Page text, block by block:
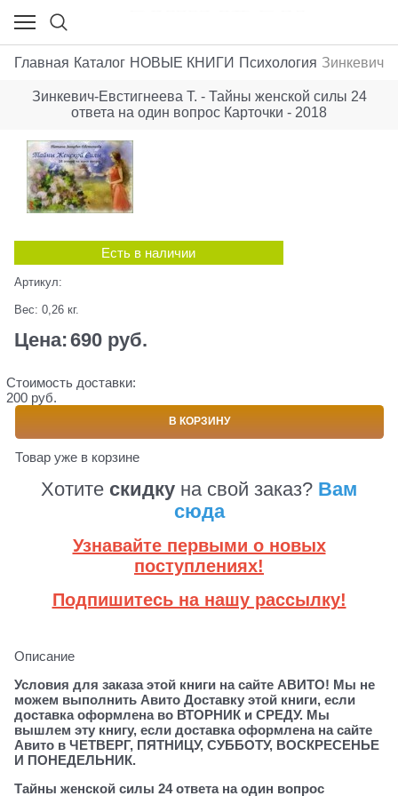
Главная Каталог НОВЫЕ КНИГИ Психология Зинкевич-
Зинкевич-Евстигнеева Т. - Тайны женской силы 24
ответа на один вопрос Карточки - 2018
Есть в наличии
Артикул:
Вес: 0,26 кг.
Цена:690 руб.
Стоимость доставки:
200 руб.
В КОРЗИНУ
Товар уже в корзине
Хотите скидку на свой заказ? Вам
сюда
Узнавайте первыми о новых
поступлениях!
Подпишитесь на нашу рассылку!
Описание
Условия для заказа этой книги на сайте АВИТО! Мы не
можем выполнить Авито Доставку этой книги, если
доставка оформлена во ВТОРНИК и СРЕДУ. Мы
вышлем эту книгу, если доставка оформлена на сайте
Авито в ЧЕТВЕРГ, ПЯТНИЦУ, СУББОТУ, ВОСКРЕСЕНЬЕ
И ПОНЕДЕЛЬНИК.
Тайны женской силы 24 ответа на один вопрос